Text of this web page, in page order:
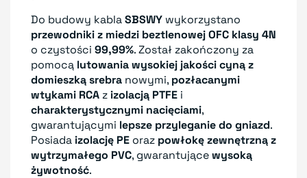
Do budowy kablaSBSWY wykorzystano
przewodniki z miedzi beztlenowej OFC klasy 4N
o czystości 99,99%. Został zakończony za
pomocą lutowania wysokiej jakości cyną z
domieszką srebra nowymi, pozłacanymi
wtykami RCA z izolacją PTFE i
charakterystycznymi nacięciami,
gwarantującymi lepsze przyleganie do gniazd.
Posiada izolację PE oraz powłokę zewnętrzną z
wytrzymałego PVC, gwarantującewysoką
żywotność.